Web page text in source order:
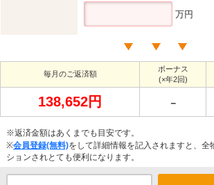
万円
毎月のご返済額
ボーナス
(×年2回)
138,652円 －
※返済金額はあくまでも目安です。
※会員登録(無料)をして詳細情報を記入されますと、全
ションされとても便利になります。